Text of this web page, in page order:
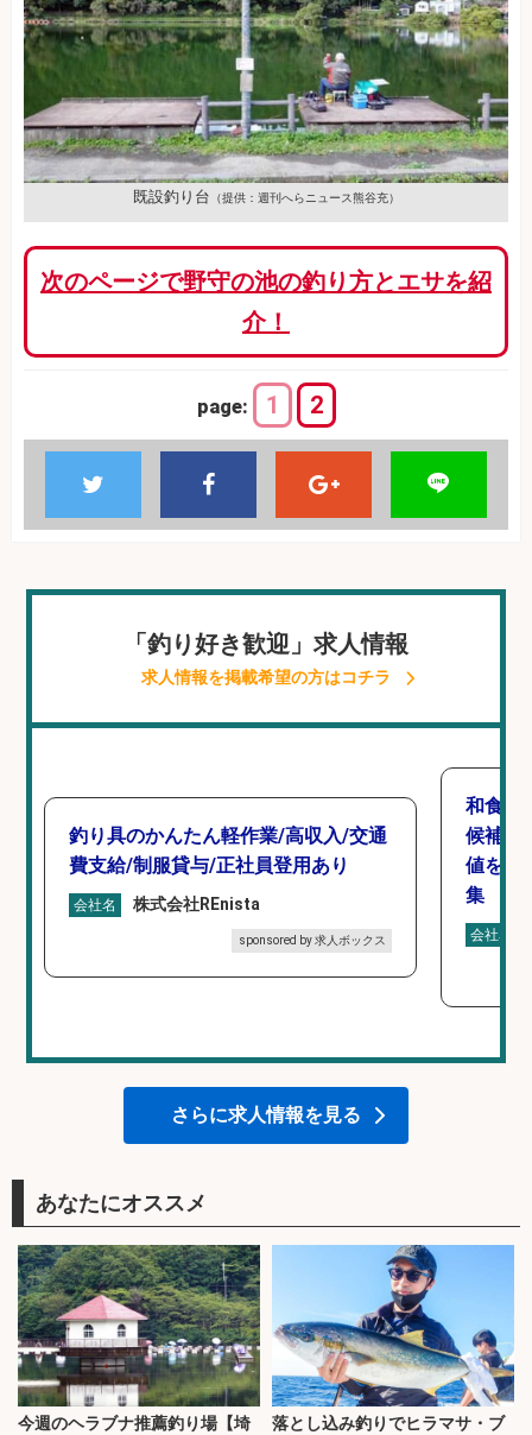
既設釣り台 （提供：週刊へらニュース熊谷充）
次のページで野守の池の釣り方とエサを紹
介！
page: 1 2
「釣り好き歓迎」求人情報
求人情報を掲載希望の方はコチラ
釣り具のかんたん軽作業/高収入/交通
費支給/制服貸与/正社員登用あり
会社名 株式会社REnista
sponsored by 求人ボックス
和食,
候補/
値を上
集
会社名
さらに求人情報を見る
あなたにオススメ
今週のヘラブナ推薦釣り場【埼
落とし込み釣りでヒラマサ・ブ